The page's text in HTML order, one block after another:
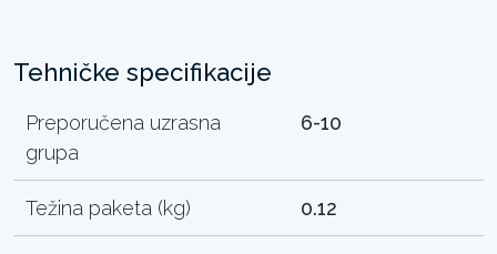
Tehničke specifikacije
Preporučena uzrasna
grupa
6-10
Težina paketa (kg) 0.12